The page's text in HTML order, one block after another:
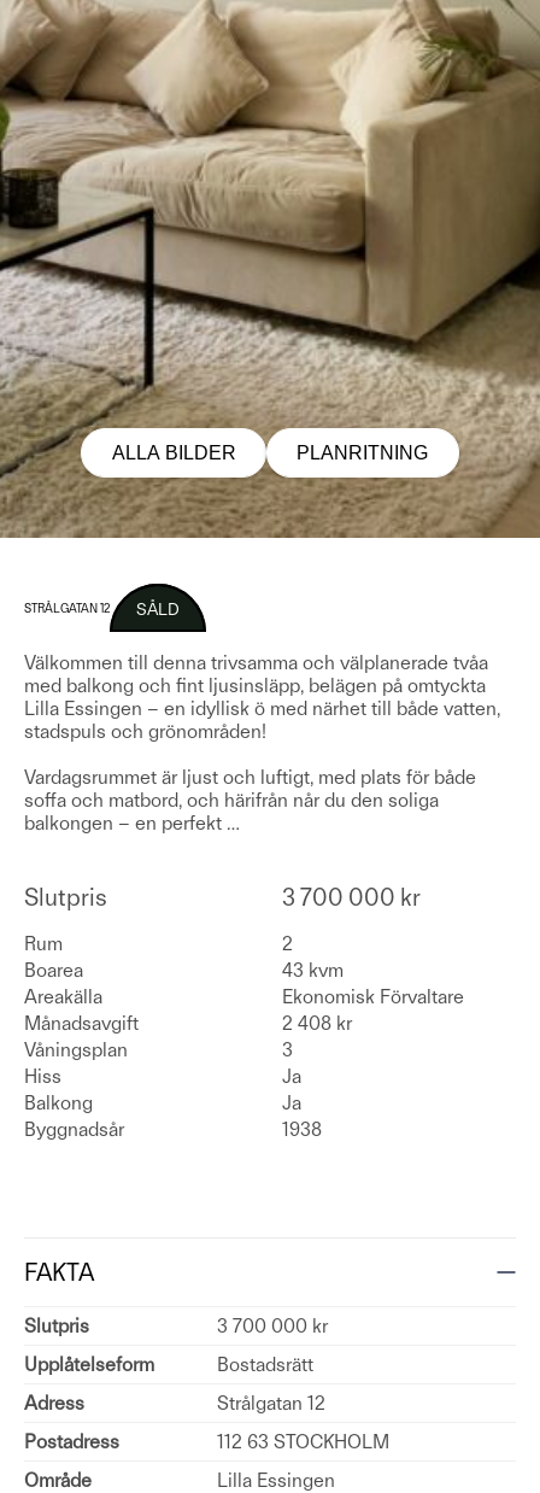
ALLA BILDER PLANRITNING
STRÅLGATAN 12 SÅLD
Välkommen till denna trivsamma och välplanerade tvåa
med balkong och fint ljusinsläpp, belägen på omtyckta
Lilla Essingen – en idyllisk ö med närhet till både vatten,
stadspuls och grönområden!
Vardagsrummet är ljust och luftigt, med plats för både
soffa och matbord, och härifrån når du den soliga
balkongen – en perfekt …
Slutpris 3 700 000 kr
Rum
2
Boarea
43 kvm
Areakälla
Ekonomisk Förvaltare
Månadsavgift
2 408 kr
Våningsplan
3
Hiss
Ja
Balkong
Ja
Byggnadsår
1938
FAKTA
Slutpris
3 700 000 kr
Upplåtelseform
Bostadsrätt
Adress
Strålgatan 12
Postadress
112 63 STOCKHOLM
Område
Lilla Essingen